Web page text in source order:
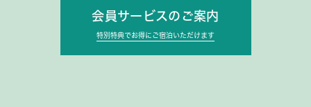
会員サービスのご案内
特別特典でお得にご宿泊いただけます